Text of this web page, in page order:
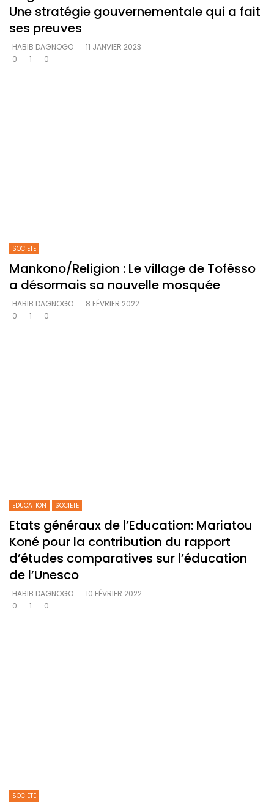
Une stratégie gouvernementale qui a fait
ses preuves
HABIB DAGNOGO
11 JANVIER 2023
0
1 0
SOCIETE
Mankono/Religion : Le village de Tofêsso
a désormais sa nouvelle mosquée
HABIB DAGNOGO
8 FÉVRIER 2022
0
1 0
EDUCATION SOCIETE
Etats généraux de l’Education: Mariatou
Koné pour la contribution du rapport
d’études comparatives sur l’éducation
de l’Unesco
HABIB DAGNOGO
10 FÉVRIER 2022
0
1 0
SOCIETE